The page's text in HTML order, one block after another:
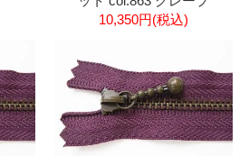
10,350円(税込)